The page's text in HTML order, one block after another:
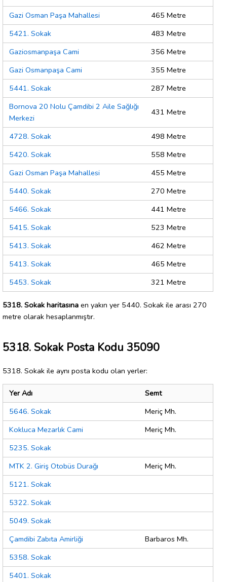
Gazi Osman Paşa Mahallesi
465 Metre
5421. Sokak
483 Metre
Gaziosmanpaşa Cami
356 Metre
Gazi Osmanpaşa Cami
355 Metre
5441. Sokak
287 Metre
Bornova 20 Nolu Çamdibi 2 Aile Sağlığı
Merkezi
431 Metre
4728. Sokak
498 Metre
5420. Sokak
558 Metre
Gazi Osman Paşa Mahallesi
455 Metre
5440. Sokak
270 Metre
5466. Sokak
441 Metre
5415. Sokak
523 Metre
5413. Sokak
462 Metre
5413. Sokak
465 Metre
5453. Sokak
321 Metre
5318. Sokak haritasına en yakın yer 5440. Sokak ile arası 270
metre olarak hesaplanmıştır.
5318. Sokak Posta Kodu 35090
5318. Sokak ile aynı posta kodu olan yerler:
Yer Adı
Semt
5646. Sokak
Meriç Mh.
Kokluca Mezarlık Cami
Meriç Mh.
5235. Sokak
MTK 2. Giriş Otobüs Durağı
Meriç Mh.
5121. Sokak
5322. Sokak
5049. Sokak
Çamdibi Zabıta Amirliği
Barbaros Mh.
5358. Sokak
5401. Sokak